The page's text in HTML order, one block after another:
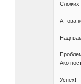
Сложих
А това
Ако
Успех!